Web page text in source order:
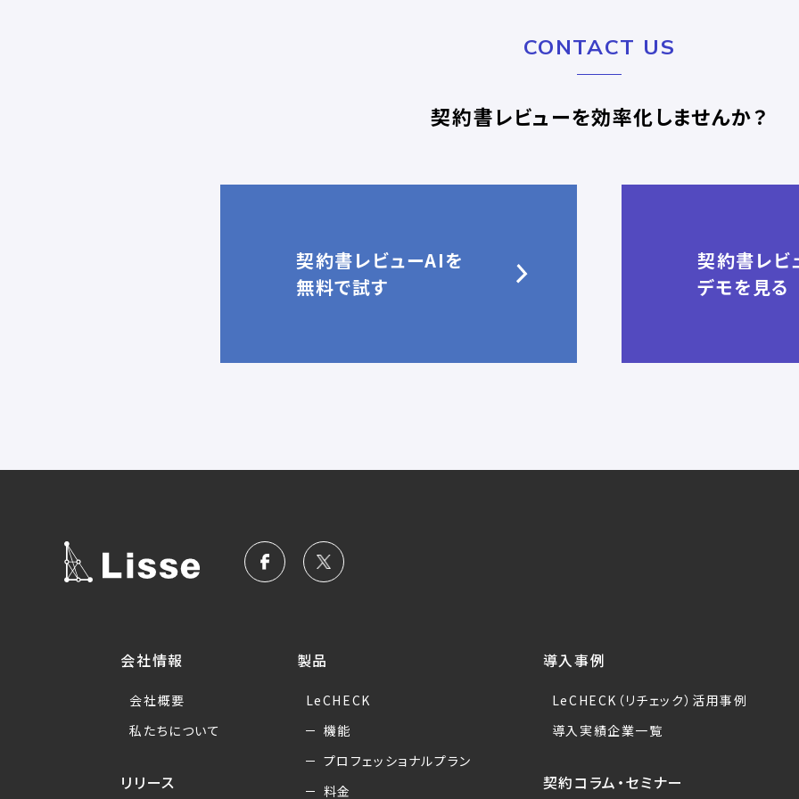
CONTACT US
契約書レビューを効率化しませんか？
契約書レビューAIを
無料で試す
契約書レビ
デモを見る
会社情報
会社概要
私たちについて
リリース
製品
LeCHECK
機能
プロフェッショナルプラン
料金
導入事例
LeCHECK（リチェック）活用事例
導入実績企業一覧
契約コラム・セミナー